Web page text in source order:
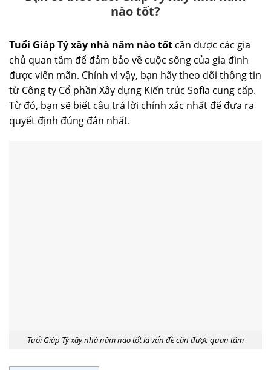
nào tốt?
Tuổi Giáp Tý xây nhà năm nào tốt cần được các gia
chủ quan tâm để đảm bảo về cuộc sống của gia đình
được viên mãn. Chính vì vậy, bạn hãy theo dõi thông tin
từ Công ty Cổ phần Xây dựng Kiến trúc Sofia cung cấp.
Từ đó, bạn sẽ biết câu trả lời chính xác nhất để đưa ra
quyết định đúng đắn nhất.
Tuổi Giáp Tý xây nhà năm nào tốt là vấn đề cần được quan tâm